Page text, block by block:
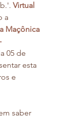
Virtual
a
Maçônica
05 de
esta
e
saber